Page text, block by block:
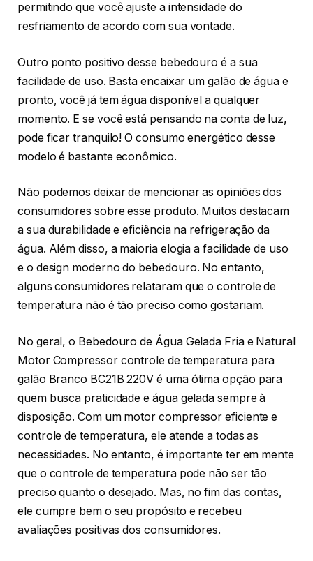
permitindo que você ajuste a intensidade do
resfriamento de acordo com sua vontade.
Outro ponto positivo desse bebedouro é a sua
facilidade de uso. Basta encaixar um galão de água e
pronto, você já tem água disponível a qualquer
momento. E se você está pensando na conta de luz,
pode ficar tranquilo! O consumo energético desse
modelo é bastante econômico.
Não podemos deixar de mencionar as opiniões dos
consumidores sobre esse produto. Muitos destacam
a sua durabilidade e eficiência na refrigeração da
água. Além disso, a maioria elogia a facilidade de uso
e o design moderno do bebedouro. No entanto,
alguns consumidores relataram que o controle de
temperatura não é tão preciso como gostariam.
No geral, o Bebedouro de Água Gelada Fria e Natural
Motor Compressor controle de temperatura para
galão Branco BC21B 220V é uma ótima opção para
quem busca praticidade e água gelada sempre à
disposição. Com um motor compressor eficiente e
controle de temperatura, ele atende a todas as
necessidades. No entanto, é importante ter em mente
que o controle de temperatura pode não ser tão
preciso quanto o desejado. Mas, no fim das contas,
ele cumpre bem o seu propósito e recebeu
avaliações positivas dos consumidores.